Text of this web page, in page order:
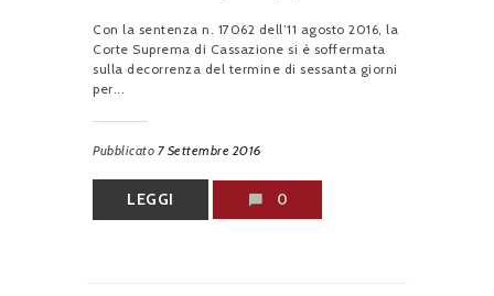
Con la sentenza n. 17062 dell’11 agosto 2016, la
Corte Suprema di Cassazione si è soffermata
sulla decorrenza del termine di sessanta giorni
per...
Pubblicato 7 Settembre 2016
LEGGI 0